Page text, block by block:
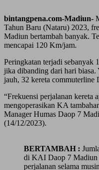
bintangpena.com-Madiun-
Tahun Baru (Nataru) 2023,
Madiun bertambah banyak.
mencapai 120 Km/jam.
Peringkatan terjadi sebanyak
jika dibanding dari hari
jauh, 32 kereta commuterline
“Frekuensi perjalanan kereta
mengoperasikan KA
Manager Humas Daop 7
(14/12/2023).
BERTAMBAH :
di KAI Daop 7 Madiun
perjalanan selama